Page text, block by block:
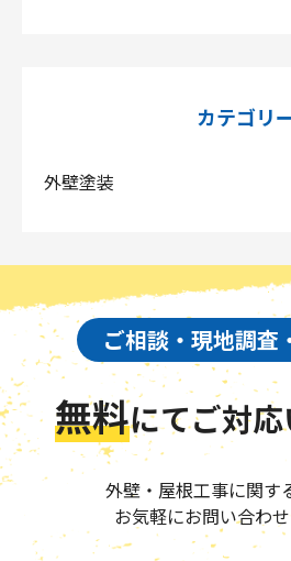
カテゴリ
外壁塗装
ご相談・現地調査
無料にてご対
外壁・屋根工事に関す
お気軽にお問い合わ